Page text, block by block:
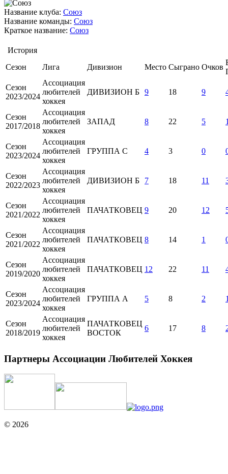
Название клуба: Союз
Название команды: Союз
Краткое название: Союз
История
Сезон
Лига Дивизион Место Сыграно Очков
Сезон
2023/2024
Ассоциация
любителей
хоккея
ДИВИЗИОН Б 9 18 9
Сезон
2017/2018
Ассоциация
любителей
хоккея
ЗАПАД 8 22 5
Сезон
2023/2024
Ассоциация
любителей
хоккея
ГРУППА С 4 3 0
Сезон
2022/2023
Ассоциация
любителей
хоккея
ДИВИЗИОН Б 7 18 11
Сезон
2021/2022
Ассоциация
любителей
хоккея
ПАЧАТКОВЕЦ 9 20 12
Сезон
2021/2022
Ассоциация
любителей
хоккея
ПАЧАТКОВЕЦ 8 14 1
Сезон
2019/2020
Ассоциация
любителей
хоккея
ПАЧАТКОВЕЦ 12 22 11
Сезон
2023/2024
Ассоциация
любителей
хоккея
ГРУППА А 5 8 2
Сезон
2018/2019
Ассоциация
любителей
хоккея
ПАЧАТКОВЕЦ
ВОСТОК
6 17 8
Партнеры Ассоциации Любителей Хоккея
© 2026